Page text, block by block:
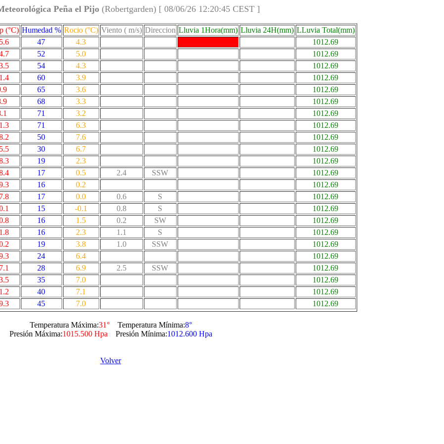
Peña el Pijo (Robertgarden) [ 08/06/26 12:20:45 CEST ]
(°C) Humedad % Rocio (°C) Viento ( m/s) Direccion Lluvia 1Hora(mm) Lluvia 24H(mm) LLuvia Total(mm)
47 4.3
1012.69
52 5.0
1012.69
54 4.3
1012.69
60 3.9
1012.69
65 3.6
1012.69
68 3.3
1012.69
71 3.2
1012.69
71 6.3
1012.69
50 7.6
1012.69
30 6.7
1012.69
19 2.3
1012.69
17 0.5 2.4 SSW
1012.69
16 0.2
1012.69
17 0.0 0.6 S
1012.69
15 -0.1 0.8 S
1012.69
16 1.5 0.2 SW
1012.69
16 2.3 1.1 S
1012.69
19 3.8 1.0 SSW
1012.69
24 6.4
1012.69
28 6.9 2.5 SSW
1012.69
35 7.0
1012.69
40 7.1
1012.69
45 7.0 1012.69
Temperatura Máxima:31°Temperatura Mínima:8°
Presión Máxima:1015.500 Hpa Presión Mínima:1012.600 Hpa
Volver